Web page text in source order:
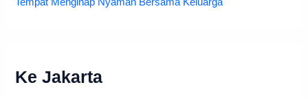
Tempat Menginap Nyaman Bersama Keluarga
Ke Jakarta